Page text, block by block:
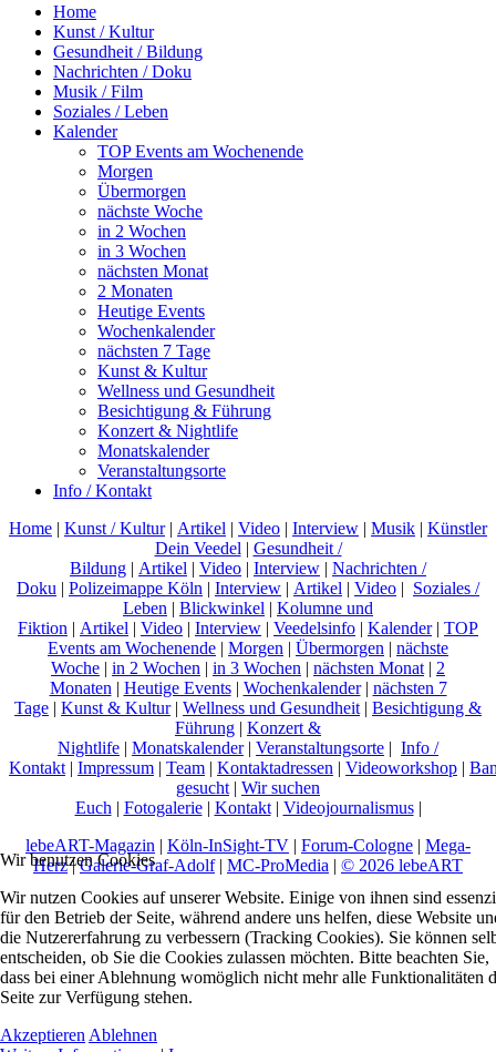
Home
Kunst / Kultur
Gesundheit / Bildung
Nachrichten / Doku
Musik / Film
Soziales / Leben
Kalender
TOP Events am Wochenende
Morgen
Übermorgen
nächste Woche
in 2 Wochen
in 3 Wochen
nächsten Monat
2 Monaten
Heutige Events
Wochenkalender
nächsten 7 Tage
Kunst & Kultur
Wellness und Gesundheit
Besichtigung & Führung
Konzert & Nightlife
Monatskalender
Veranstaltungsorte
Info / Kontakt
Home | Kunst / Kultur| Artikel | Video | Interview | Musik | Künstler
Dein Veedel | Gesundheit /
Bildung | Artikel | Video | Interview | Nachrichten /
Doku | Polizeimappe Köln | Interview | Artikel | Video | Soziales /
Leben | Blickwinkel | Kolumne und
Fiktion | Artikel | Video | Interview | Veedelsinfo | Kalender| TOP
Events am Wochenende | Morgen | Übermorgen | nächste
Woche | in 2 Wochen | in 3 Wochen | nächsten Monat | 2
Monaten | Heutige Events| Wochenkalender| nächsten 7
Tage | Kunst & Kultur| Wellness und Gesundheit | Besichtigung &
Führung | Konzert &
Nightlife | Monatskalender| Veranstaltungsorte | Info /
Kontakt | Impressum | Team | Kontaktadressen | Videoworkshop |
gesucht | Wir suchen
Euch | Fotogalerie| Kontakt| Videojournalismus|
lebeART-Magazin | Köln-InSight-TV | Forum-Cologne | Mega-
Herz|Galerie-Graf-Adolf| MC-ProMedia | © 2026 lebeART
Wir benutzen Cookies
Wir nutzen Cookies auf unserer Website. Einige von ihnen sind
für den Betrieb der Seite, während andere uns helfen, diese Website
die Nutzererfahrung zu verbessern (Tracking Cookies). Sie können
entscheiden, ob Sie die Cookies zulassen möchten. Bitte beachten Sie,
dass bei einer Ablehnung womöglich nicht mehr alle Funktionalitäten
Seite zur Verfügung stehen.
Akzeptieren Ablehnen